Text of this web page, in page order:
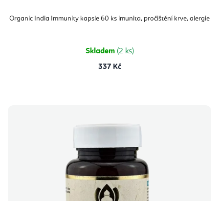
Organic India Immunity kapsle 60 ks imunita, pročištění krve, alergie
Skladem (2 ks)
337 Kč